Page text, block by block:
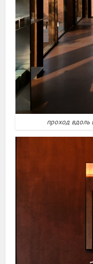
проход вдоль